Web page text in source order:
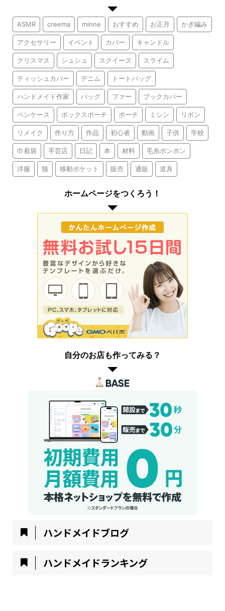
ASMR creema minne おすすめ お正月 かぎ編み
アクセサリー イベント カバー キャンドル
クリスマス シュシュ スクイーズ スライム
ティッシュカバー デニム トートバッグ
ハンドメイド作家 バッグ ファー ブックカバー
ペンケース ボックスポーチ ポーチ ミシン リボン
リメイク 作り方 作品 初心者 動画 子供 学校
巾着袋 手芸店 日記 本 材料 毛糸ポンポン
洋服 猫 移動ポケット 販売 通販 道具
ホームページをつくろう！
自分のお店も作ってみる？
ハンドメイドブログ
ハンドメイドランキング